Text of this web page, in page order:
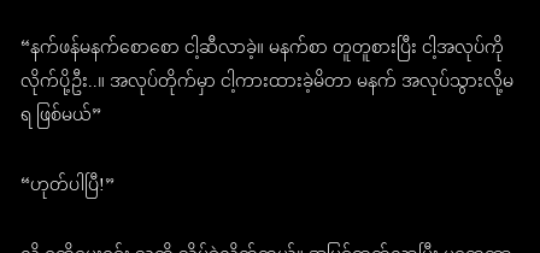
“နက်ဖန်မနက်စောစော ငါ့ဆီလာခဲ့။ မနက်စာ တူတူစားပြီး ငါ့အလုပ်ကို
လိုက်ပို့ဦး..။ အလုပ်တိုက်မှာ ငါ့ကားထားခဲ့မိတာ မနက် အလုပ်သွားလို့မ
ရ ဖြစ်မယ်”
“ဟုတ်ပါပြီ!”